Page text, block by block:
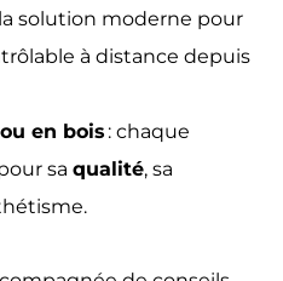
solution moderne pour
à distance depuis
en bois : chaque
sa qualité, sa